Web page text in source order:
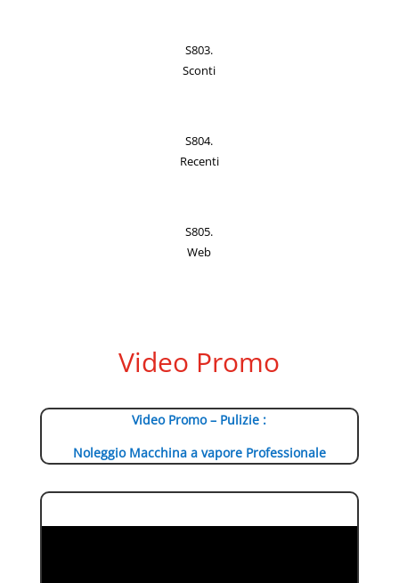
S803.
Sconti
S804.
Recenti
S805.
Web
Video Promo
Video Promo – Pulizie :
Noleggio Macchina a vapore Professionale